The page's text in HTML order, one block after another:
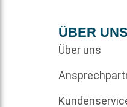
ÜBER UNS
Über uns